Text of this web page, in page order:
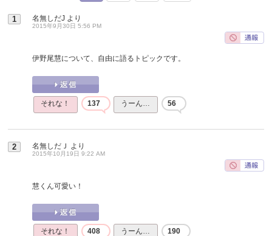
1 名無しだJ より
2015年9月30日 5:56 PM
伊野尾慧について、自由に語るトピックです。
それな！ 137 うーん… 56
2 名無しだＪ より
2015年10月19日 9:22 AM
慧くん可愛い！
それな！ 408 うーん… 190